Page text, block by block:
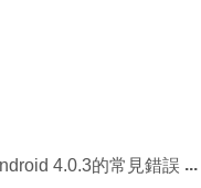
4.0.3的常見錯誤